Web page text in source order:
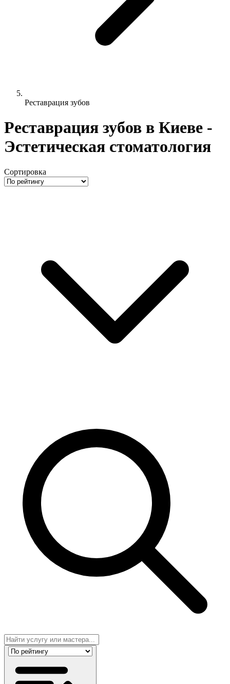
Реставрация зубов
Реставрация зубов в Киеве -
Эстетическая стоматология
Сортировка